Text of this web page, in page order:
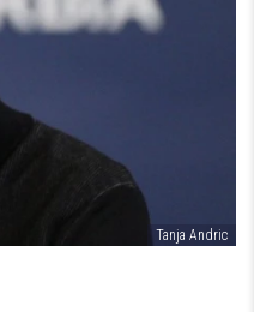
Tanja Andric